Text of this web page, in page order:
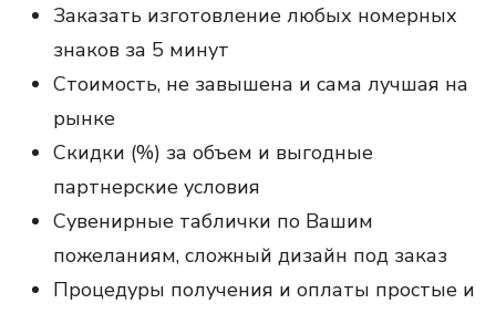
Заказать изготовление любых номерных
знаков за 5 минут
Стоимость, не завышена и сама лучшая на
рынке
Скидки (%) за объем и выгодные
партнерские условия
Сувенирные таблички по Вашим
пожеланиям, сложный дизайн под заказ
Процедуры получения и оплаты простые и